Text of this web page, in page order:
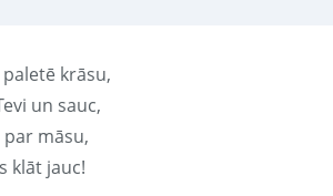
krāsu,
un sauc,
māsu,
klāt jauc!